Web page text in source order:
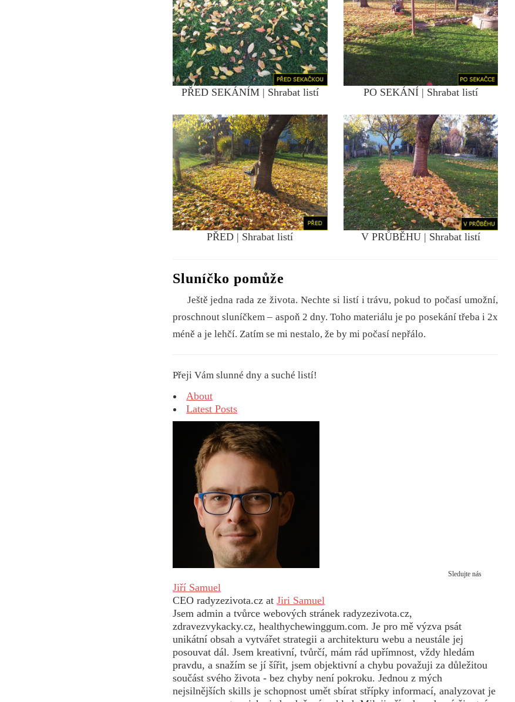
PŘED SEKÁNÍM | Shrabat listí PO SEKÁNÍ | Shrabat listí
PŘED | Shrabat listí V PRŮBĚHU | Shrabat listí
Sluníčko pomůže
Ještě jedna rada ze života. Nechte si listí i trávu, pokud to počasí umožní,
proschnout sluníčkem – aspoň 2 dny. Toho materiálu je po posekání třeba i 2x
méně a je lehčí. Zatím se mi nestalo, že by mi počasí nepřálo.
Přeji Vám slunné dny a suché listí!
About
Latest Posts
Sledujte nás
Jiří Samuel
CEO radyzezivota.cz atJiri Samuel
Jsem admin a tvůrce webových stránek radyzezivota.cz,
zdravezvykacky.cz, healthychewinggum.com. Je pro mě výzva psát
unikátní obsah a vytvářet strategii a architekturu webu a neustále jej
posouvat dál. Jsem kreativní, tvůrčí, mám rád upřímnost, vždy hledám
pravdu, a snažím se jí šířit, jsem objektivní a chybu považuji za důležitou
součást svého života - bez chyby není pokroku. Jednou z mých
nejsilnějších skills je schopnost umět sbírat střípky informací, analyzovat je